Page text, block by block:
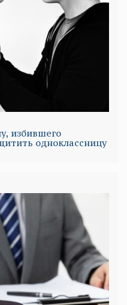
избившего
одноклассницу